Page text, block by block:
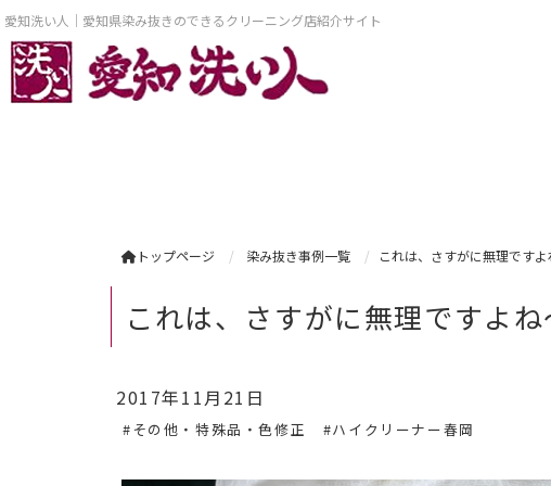
愛知洗い人｜愛知県染み抜きのできるクリーニング店紹介サイト
トップページ 染み抜き事例一覧 これは、さすがに無理ですよ
これは、さすがに無理ですよね
2017年11月21日
#その他・特殊品・色修正 #ハイクリーナー春岡